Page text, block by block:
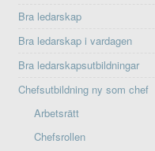
Bra ledarskap
Bra ledarskap i vardagen
Bra ledarskapsutbildningar
Chefsutbildning ny som chef
Arbetsrätt
Chefsrollen